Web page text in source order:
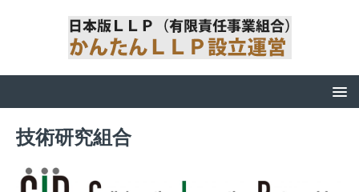
技術研究組合